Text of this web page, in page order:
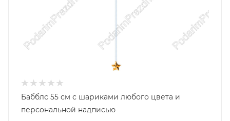
Бабблс 55 см с шариками любого цвета и
персональной надписью